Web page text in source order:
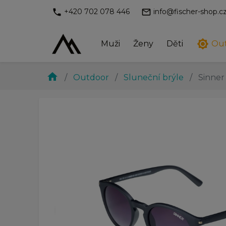
phone +420 702 078 446 mail_outline info@fischer-shop.cz
Muži Ženy Děti brightness_7
home Outdoor Sluneční brýle Sinner